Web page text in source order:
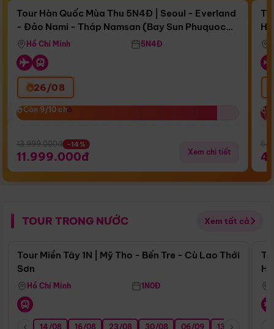
Còn17 ngày 06:49:47
Bay Sun Phuquoc Airways
Tour Hàn Quốc Mùa Thu 5N4Đ | Seoul - Everland
- Đảo Nami - Tháp Namsan (Bay Sun Phuquoc
Airways)
Hồ Chí Minh 5N4Đ
26/08
Còn 9/10 chỗ
Còn 9/10 chỗ
13.999.000đ -14%
11.999.000đ Xem chi tiết
TOUR TRONG NƯỚC Xem tất cả
Điểm nổi bật
Tour Miền Tây 1N | Mỹ Tho - Bến Tre - Cù Lao Thới
Sơn
Hồ Chí Minh 1N0Đ
14/08 16/08 23/08 30/08 06/09 13/09